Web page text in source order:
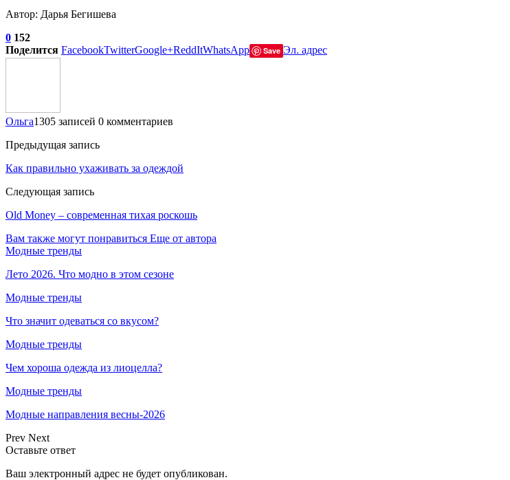
Автор: Дарья Бегишева
0 152
Поделится FacebookTwitterGoogle+ReddItWhatsApp Save Эл. адрес
Ольга1305 записей 0 комментариев
Предыдущая запись
Как правильно ухаживать за одеждой
Следующая запись
Old Money – современная тихая роскошь
Вам также могут понравиться Еще от автора
Модные тренды
Лето 2026. Что модно в этом сезоне
Модные тренды
Что значит одеваться со вкусом?
Модные тренды
Чем хороша одежда из лиоцелла?
Модные тренды
Модные направления весны-2026
Prev Next
Оставьте ответ
Ваш электронный адрес не будет опубликован.